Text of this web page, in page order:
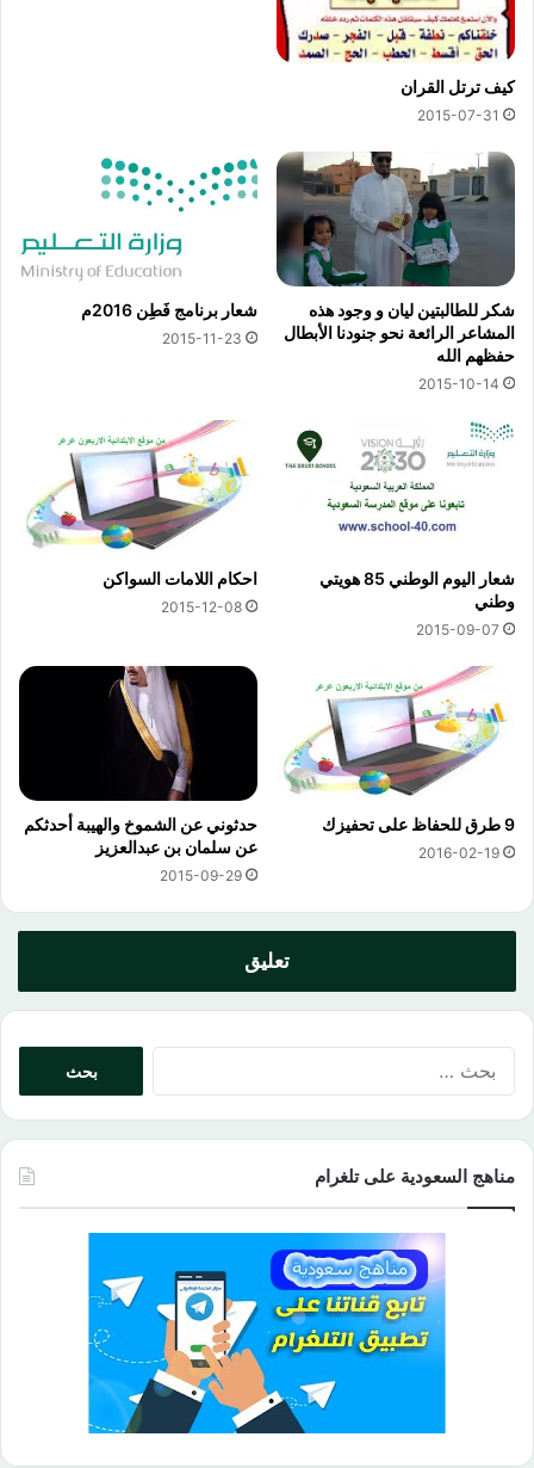
كيف ترتل القران
2015-07-31
شكر للطالبتين ليان و وجود هذه
المشاعر الرائعة نحو جنودنا الأبطال
حفظهم الله
2015-10-14
شعار برنامج فَطِن 2016م
2015-11-23
شعار اليوم الوطني 85 هويتي
وطني
2015-09-07
احكام اللامات السواكن
2015-12-08
9 طرق للحفاظ على تحفيزك
2016-02-19
حدثوني عن الشموخ والهيبة أحدثكم
عن سلمان بن عبدالعزيز
2015-09-29
تعليق
مناهج السعودية على تلغرام